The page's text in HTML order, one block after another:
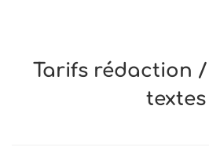
Tarifs rédaction
textes